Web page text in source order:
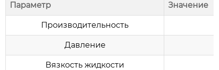
Параметр Значение
Производительность
Давление
Вязкость жидкости